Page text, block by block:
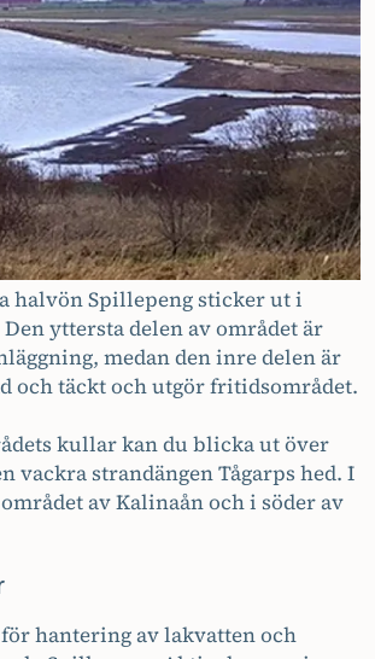
halvön Spillepeng sticker ut i
yttersta delen av området är
medan den inre delen är
och täckt och utgör fritidsområdet.
kullar kan du blicka ut över
vackra strandängen Tågarps hed. I
av Kalinaån och i söder av
hantering av lakvatten och